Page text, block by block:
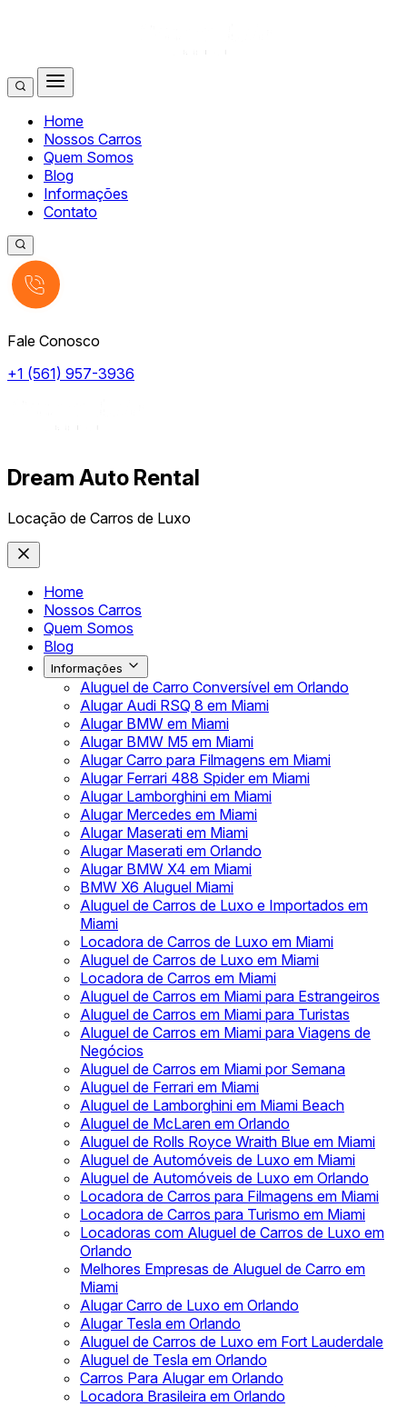
Home
Nossos Carros
Quem Somos
Blog
Informações
Contato
Fale Conosco
+1 (561) 957-3936
Dream Auto Rental
Locação de Carros de Luxo
Home
Nossos Carros
Quem Somos
Blog
Informações
Aluguel de Carro Conversível em Orlando
Alugar Audi RSQ 8 em Miami
Alugar BMW em Miami
Alugar BMW M5 em Miami
Alugar Carro para Filmagens em Miami
Alugar Ferrari 488 Spider em Miami
Alugar Lamborghini em Miami
Alugar Mercedes em Miami
Alugar Maserati em Miami
Alugar Maserati em Orlando
Alugar BMW X4 em Miami
BMW X6 Aluguel Miami
Aluguel de Carros de Luxo e Importados em
Miami
Locadora de Carros de Luxo em Miami
Aluguel de Carros de Luxo em Miami
Locadora de Carros em Miami
Aluguel de Carros em Miami para Estrangeiros
Aluguel de Carros em Miami para Turistas
Aluguel de Carros em Miami para Viagens de
Negócios
Aluguel de Carros em Miami por Semana
Aluguel de Ferrari em Miami
Aluguel de Lamborghini em Miami Beach
Aluguel de McLaren em Orlando
Aluguel de Rolls Royce Wraith Blue em Miami
Aluguel de Automóveis de Luxo em Miami
Aluguel de Automóveis de Luxo em Orlando
Locadora de Carros para Filmagens em Miami
Locadora de Carros para Turismo em Miami
Locadoras com Aluguel de Carros de Luxo em
Orlando
Melhores Empresas de Aluguel de Carro em
Miami
Alugar Carro de Luxo em Orlando
Alugar Tesla em Orlando
Aluguel de Carros de Luxo em Fort Lauderdale
Aluguel de Tesla em Orlando
Carros Para Alugar em Orlando
Locadora Brasileira em Orlando